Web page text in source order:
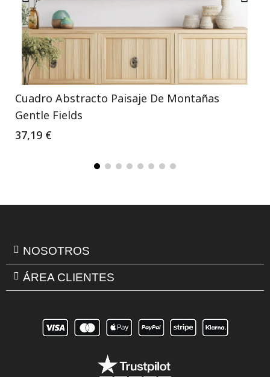
Cuadro Abstracto Paisaje De Montañas
Gentle Fields
37,19 €
NOSOTROS
ÁREA CLIENTES